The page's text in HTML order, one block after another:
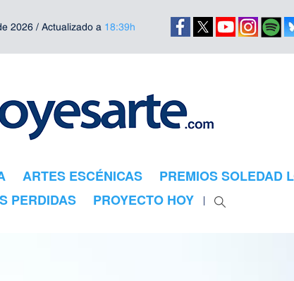
2026 / Actualizado a 18:39h
ARTES ESCÉNICAS PREMIOS SOLEDAD
PERDIDAS
PROYECTO HOY